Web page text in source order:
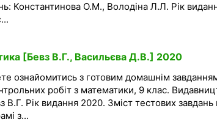
Константинова О.М., Володіна Л.Л. Рік
[Бевз В.Г., Васильєва Д.В.] 2020
ознайомитись з готовим домашнім
робіт з математики, 9 клас.
В.Г. Рік видання 2020. Зміст тестових завдань
з...